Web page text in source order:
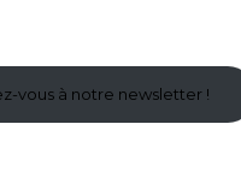
vous à notre newsletter !